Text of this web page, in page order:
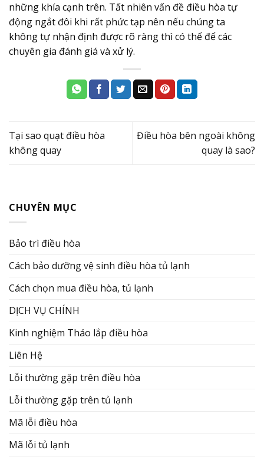
những khía cạnh trên. Tất nhiên vấn đề điều hòa tự
động ngắt đôi khi rất phức tạp nên nếu chúng ta
không tự nhận định được rõ ràng thì có thể để các
chuyên gia đánh giá và xử lý.
Tại sao quạt điều hòa
không quay
Điều hòa bên ngoài không
quay là sao?
CHUYÊN MỤC
Bảo trì điều hòa
Cách bảo dưỡng vệ sinh điều hòa tủ lạnh
Cách chọn mua điều hòa, tủ lạnh
DỊCH VỤ CHÍNH
Kinh nghiệm Tháo lắp điều hòa
Liên Hệ
Lỗi thường gặp trên điều hòa
Lỗi thường gặp trên tủ lạnh
Mã lỗi điều hòa
Mã lỗi tủ lạnh